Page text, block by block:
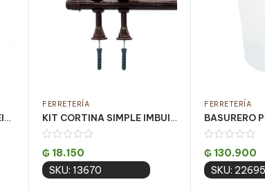
BASURERO PLAST. 9LT BEIGE C/ PEDAL CJ C/ 4UN
FERRETERÍA
KIT CORTINA SIMPLE IMBUIA 1.5 MT (PQT C/ 5 UN)
₲ 18.150
SKU: 13670
FERRETERÍA
₲ 130.900
SKU: 22695